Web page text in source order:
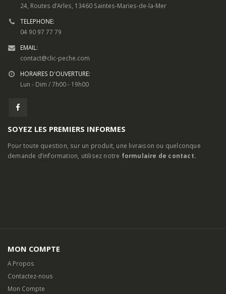
24, Routes d’Arles, 13460 Saintes-Maries-de-la-Mer
TELEPHONE:
04 90 97 77 79
EMAIL:
contact@clic-peche.com
HORAIRES D'OUVERTURE:
Lun - Dim / 7h00 - 19h00
SOYEZ LES PREMIERS INFORMES
Pour toute question, sur un produit, une livraison ou quelconque
demande d’information, utilisez notre formulaire de contact.
MON COMPTE
A Propos
Contactez-nous
Mon Compte